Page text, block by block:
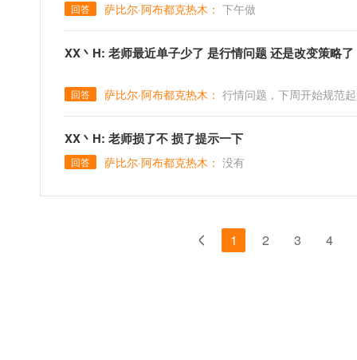
回答 萨比尔·阿布都克热木： 下午做
XX丶H: 老师最近单子少了 是行情问题 还是改变策略
回答 萨比尔·阿布都克热木： 行情问题，下周开始规范
XX丶H: 老师损了不 损了提示一下
回答 萨比尔·阿布都克热木： 没有
1 2 3 4